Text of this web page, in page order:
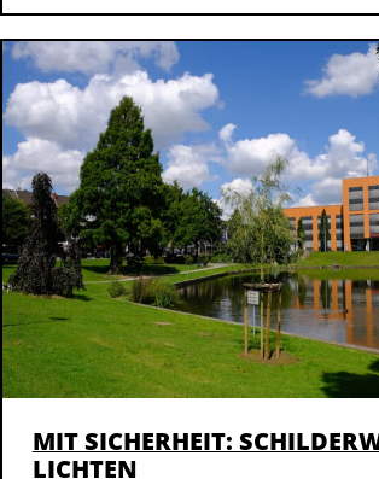
MIT SICHERHEIT:
LICHTEN